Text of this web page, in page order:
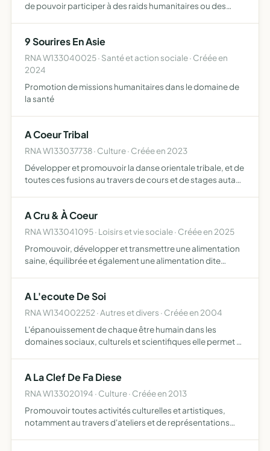
de pouvoir participer à des raids humanitaires ou des
9 Sourires En Asie
RNA W133040025 · Santé et action sociale · Créée en
2024
Promotion de missions humanitaires dans le domaine de
la santé
A Coeur Tribal
RNA W133037738 · Culture · Créée en 2023
Développer et promouvoir la danse orientale tribale, et de
toutes ces fusions au travers de cours et de stages autant
A Cru & À Coeur
RNA W133041095 · Loisirs et vie sociale · Créée en 2025
Promouvoir, développer et transmettre une alimentation
saine, équilibrée et également une alimentation dite
A L'ecoute De Soi
RNA W134002252 · Autres et divers · Créée en 2004
L'épanouissement de chaque être humain dans les
domaines sociaux, culturels et scientifiques elle permet à
séminaires, ate…
A La Clef De Fa Diese
RNA W133020194 · Culture · Créée en 2013
Promouvoir toutes activités culturelles et artistiques,
notamment au travers d'ateliers et de représentations